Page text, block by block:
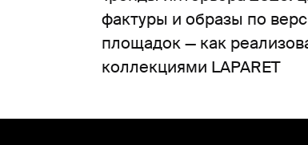
фактуры и образы по
площадок — как
коллекциями LAPARET